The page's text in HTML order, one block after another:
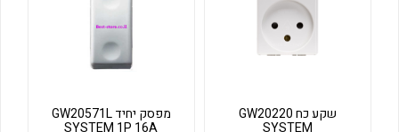
שקע כח GW20220
SYSTEM
מפסק יחיד GW20571L
SYSTEM 1P 16A